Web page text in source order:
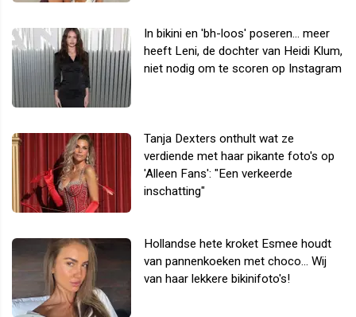
In bikini en 'bh-loos' poseren... meer
heeft Leni, de dochter van Heidi Klum,
niet nodig om te scoren op Instagram
Tanja Dexters onthult wat ze
verdiende met haar pikante foto's op
'Alleen Fans': "Een verkeerde
inschatting"
Hollandse hete kroket Esmee houdt
van pannenkoeken met choco... Wij
van haar lekkere bikinifoto's!